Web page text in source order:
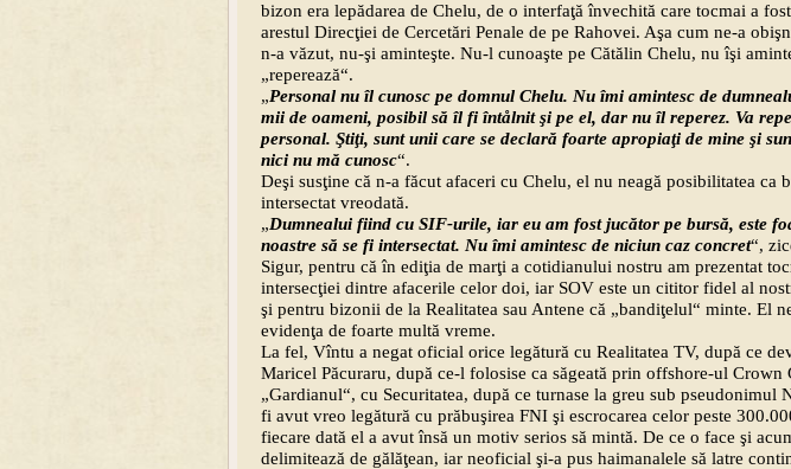
bizon era lepădarea de Chelu, de o interfaţă învechită care tocmai a
arestul Direcţiei de Cercetări Penale de pe Rahovei. Aşa cum ne-a
n-a văzut, nu-şi aminteşte. Nu-l cunoaşte pe Cătălin Chelu, nu îşi
„reperează“.
„Personal nu îl cunosc pe domnul Chelu. Nu îmi amintesc de
mii de oameni, posibil să îl fi întålnit şi pe el, dar nu îl reperez. Va
personal. Ştiţi, sunt unii care se declară foarte apropiaţi de mine şi
nici nu mă cunosc“.
Deşi susţine că n-a făcut afaceri cu Chelu, el nu neagă posibilitatea ca
intersectat vreodată.
„Dumnealui fiind cu SIF-urile, iar eu am fost jucător pe bursă, este
noastre să se fi intersectat. Nu îmi amintesc de niciun caz concret“,
Sigur, pentru că în ediţia de marţi a cotidianului nostru am prezentat
intersecţiei dintre afacerile celor doi, iar SOV este un cititor fidel al
şi pentru bizonii de la Realitatea sau Antene că „bandiţelul“ minte. El
evidenţa de foarte multă vreme.
La fel, Vîntu a negat oficial orice legătură cu Realitatea TV, după ce
Maricel Păcuraru, după ce-l folosise ca săgeată prin offshore-ul Crown
„Gardianul“, cu Securitatea, după ce turnase la greu sub pseudonimul
fi avut vreo legătură cu prăbuşirea FNI şi escrocarea celor peste
fiecare dată el a avut însă un motiv serios să mintă. De ce o face şi
delimitează de gălăţean, iar neoficial şi-a pus haimanalele să latre